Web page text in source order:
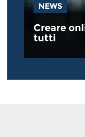
NEWS
Creare
tutti